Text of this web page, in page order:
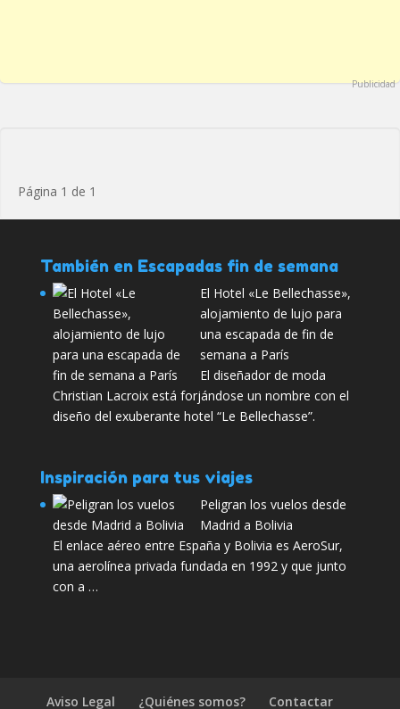
Publicidad
Página 1 de 1
También en Escapadas fin de semana
El Hotel «Le Bellechasse»,
alojamiento de lujo para
una escapada de fin de
semana a París
El diseñador de moda
Christian Lacroix está forjándose un nombre con el
diseño del exuberante hotel “Le Bellechasse”.
Inspiración para tus viajes
Peligran los vuelos desde
Madrid a Bolivia
El enlace aéreo entre España y Bolivia es AeroSur,
una aerolínea privada fundada en 1992 y que junto
con a …
Aviso Legal ¿Quiénes somos? Contactar